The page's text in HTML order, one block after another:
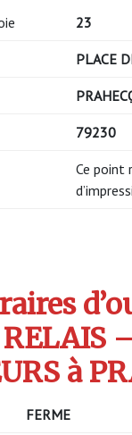
23
PLACE
79230
Ce point
à
FERME